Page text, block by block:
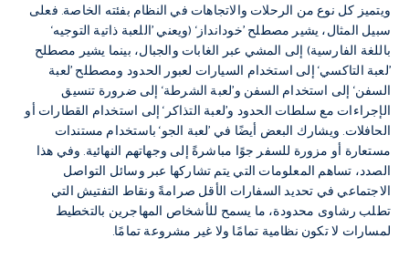
ويتميز كل نوع من الرحلات والاتجاهات في النظام بفئته الخاصة. فعلى
سبيل المثال، يشير مصطلح ’خودانداز‘ (ويعني ’اللعبة ذاتية التوجيه‘
باللغة الفارسية) إلى المشي عبر الغابات والجبال، بينما يشير مصطلح
’لعبة التاكسي‘ إلى استخدام السيارات لعبور الحدود ومصطلح ’لعبة
السفن‘ إلى استخدام السفن و’لعبة الشرطة‘ إلى ضرورة تنسيق
الإجراءات مع سلطات الحدود و’لعبة التذاكر‘ إلى استخدام القطارات أو
الحافلات. ويشارك البعض أيضًا في ’لعبة الجو‘ باستخدام مستندات
مستعارة أو مزورة للسفر جوًا مباشرةً إلى وجهاتهم النهائية. وفي هذا
الصدد، تساهم المعلومات التي يتم تشاركها عبر وسائل التواصل
الاجتماعي في تحديد السفارات الأقل صرامةً ونقاط التفتيش التي
تطلب رشاوى محدودة، ما يسمح للأشخاص المهاجرين بالتخطيط
لمسارات لا تكون نظامية تمامًا ولا غير مشروعة تمامًا.